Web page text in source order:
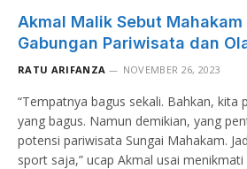
Akmal Malik Sebut
Gabungan Pariwisata dan
RATU ARIFANZA NOVEMBER 26, 2023
“Tempatnya bagus sekali. Bahkan, kita
yang bagus. Namun demikian, yang
potensi pariwisata Sungai Mahakam.
sport saja,” ucap Akmal usai